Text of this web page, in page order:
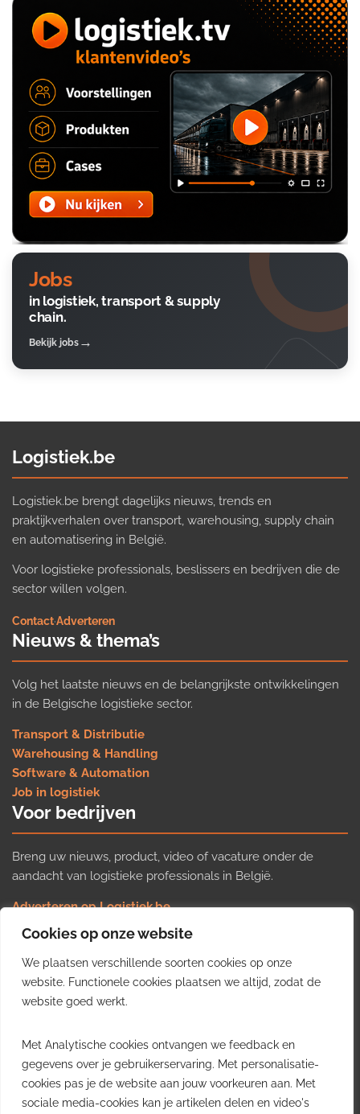
Cookies op onze website
We plaatsen verschillende soorten cookies op onze
website. Functionele cookies plaatsen we altijd, zodat de
website goed werkt.
Met Analytische cookies ontvangen we feedback en
gegevens over je gebruikerservaring. Met personalisatie-
cookies pas je de website aan jouw voorkeuren aan. Met
sociale media-cookies kan je artikelen delen en video's
Jobs
in logistiek, transport & supply
chain.
Bekijk jobs
Logistiek.be
Logistiek.be brengt dagelijks nieuws, trends en
praktijkverhalen over transport, warehousing, supply chain
en automatisering in België.
Voor logistieke professionals, beslissers en bedrijven die de
sector willen volgen.
Contact·Adverteren
Nieuws & thema’s
Volg het laatste nieuws en de belangrijkste ontwikkelingen
in de Belgische logistieke sector.
Transport & Distributie
Warehousing & Handling
Software & Automation
Job in logistiek
Voor bedrijven
Breng uw nieuws, product, video of vacature onder de
aandacht van logistieke professionals in België.
Adverteren op Logistiek.be
Nieuws insturen
Uw video op Logistiek.TV
Job plaatsen
Gratis wekelijkse update
inzichten uit de Belgische logistieke sector in uw inbox.
Ontvang je gratis
wekelijkse update